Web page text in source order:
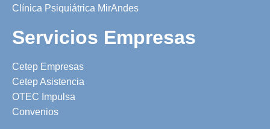
Clínica Psiquiátrica MirAndes
Servicios Empresas
Cetep Empresas
Cetep Asistencia
OTEC Impulsa
Convenios